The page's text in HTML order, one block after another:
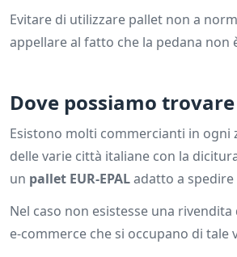
Evitare di utilizzare pallet non a
appellare al fatto che la pedana non
Dove possiamo
Esistono molti commercianti in ogni
delle varie città italiane con la
un pallet EUR-EPALadatto a spedire
Nel caso non esistesse una
e-commerce che si occupano di tale